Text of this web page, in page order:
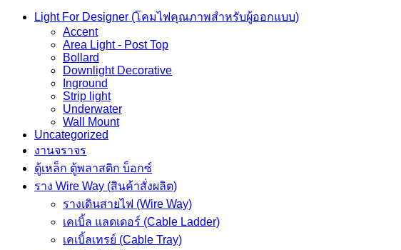
SIDE
Galvanized2.0)
900mm.
เคเบิ้ล
รย์
ข้าง
Light For Designer (โคมไฟคุณภาพสำหรับผู้ออกแบบ)
Accent
Area Light - Post Top
Bollard
Downlight Decorative
Inground
Strip light
Underwater
Wall Mount
Uncategorized
งานจราจร
ตู้เหล็ก ตู้พลาสติก บ็อกซ์
ราง Wire Way (สินค้าสั่งผลิต)
รางเดินสายไฟ (Wire Way)
เคเบิ้ล แลดเดอร์ (Cable Ladder)
เคเบิ้ลเทรย์ (Cable Tray)